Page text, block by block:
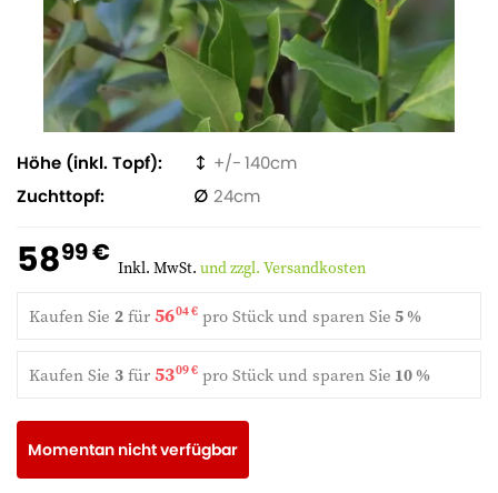
Höhe (inkl. Topf)
140
Zuchttopf
24
5899 € Inkl. MwSt. und zzgl. Versandkosten
Kaufen Sie 2für5604 € pro Stück und sparen Sie5 %
Kaufen Sie 3für5309 € pro Stück und sparen Sie 10 %
Momentan nicht verfügbar